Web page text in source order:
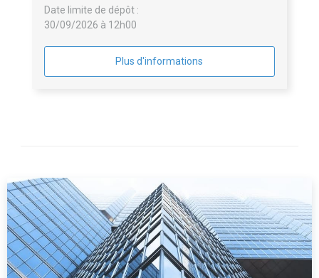
Date limite de dépôt :
30/09/2026 à 12h00
Plus d'informations